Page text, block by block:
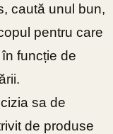
caută unul bun,
pentru care
funcție de
sa de
de produse